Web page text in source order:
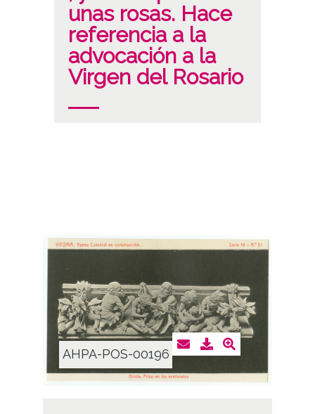
unas rosas. Hace
referencia a la
advocación a la
Virgen del Rosario
AHPA-POS-00196